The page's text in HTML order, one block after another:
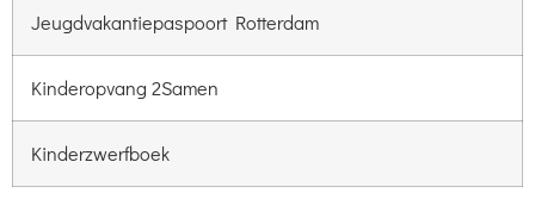
Jeugdvakantiepaspoort Rotterdam
Kinderopvang 2Samen
Kinderzwerfboek